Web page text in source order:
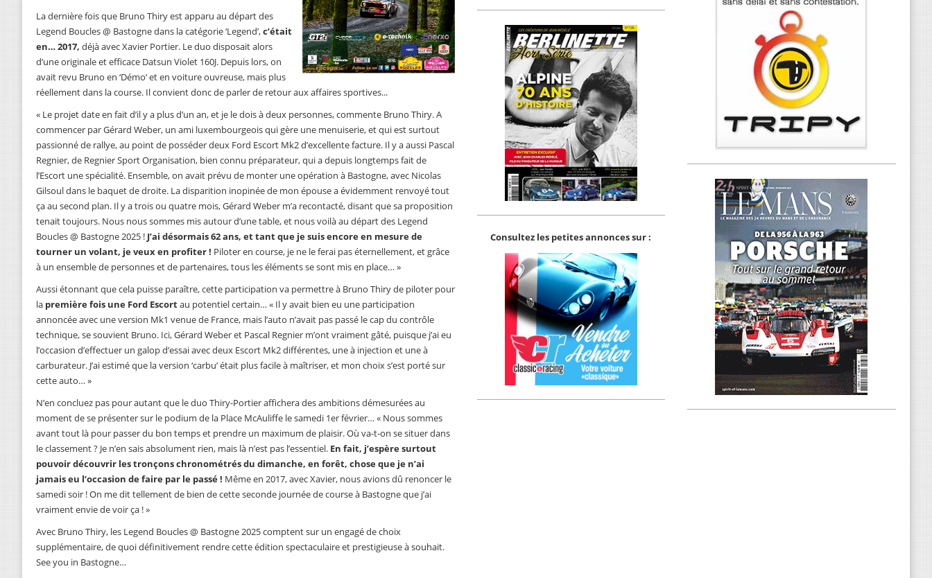
La dernière fois que Bruno Thiry est apparu au départ des
Legend Boucles @ Bastogne dans la catégorie ‘Legend’,c’était
en… 2017, déjà avec Xavier Portier. Le duo disposait alors
d’une originale et efficace Datsun Violet 160J. Depuis lors, on
avait revu Bruno en ‘Démo’ et en voiture ouvreuse, mais plus
réellement dans la course. Il convient donc de parler de retour aux affaires sportives...
« Le projet date en fait d’il y a plus d’un an, et je le dois à deux personnes, commente Bruno Thiry. A
commencer par Gérard Weber, un ami luxembourgeois qui gère une menuiserie, et qui est surtout
passionné de rallye, au point de posséder deux Ford Escort Mk2 d’excellente facture. Il y a aussi Pascal
Regnier, de Regnier Sport Organisation, bien connu préparateur, qui a depuis longtemps fait de
l’Escort une spécialité. Ensemble, on avait prévu de monter une opération à Bastogne, avec Nicolas
Gilsoul dans le baquet de droite. La disparition inopinée de mon épouse a évidemment renvoyé tout
ça au second plan. Il y a trois ou quatre mois, Gérard Weber m’a recontacté, disant que sa proposition
tenait toujours. Nous nous sommes mis autour d’une table, et nous voilà au départ des Legend
Boucles @ Bastogne 2025 ! J’ai désormais 62 ans, et tant que je suis encore en mesure de
tourner un volant, je veux en profiter ! Piloter en course, je ne le ferai pas éternellement, et grâce
à un ensemble de personnes et de partenaires, tous les éléments se sont mis en place… »
Aussi étonnant que cela puisse paraître, cette participation va permettre à Bruno Thiry de piloter pour
la première fois une Ford Escortau potentiel certain… « Il y avait bien eu une participation
annoncée avec une version Mk1 venue de France, mais l’auto n’avait pas passé le cap du contrôle
technique, se souvient Bruno. Ici, Gérard Weber et Pascal Regnier m’ont vraiment gâté, puisque j’ai eu
l’occasion d’effectuer un galop d’essai avec deux Escort Mk2 différentes, une à injection et une à
carburateur. J’ai estimé que la version ‘carbu’ était plus facile à maîtriser, et mon choix s’est porté sur
cette auto… »
N’en concluez pas pour autant que le duo Thiry-Portier affichera des ambitions démesurées au
moment de se présenter sur le podium de la Place McAuliffe le samedi 1er février… « Nous sommes
avant tout là pour passer du bon temps et prendre un maximum de plaisir. Où va-t-on se situer dans
le classement ? Je n’en sais absolument rien, mais là n’est pas l’essentiel. En fait, j’espère surtout
pouvoir découvrir les tronçons chronométrés du dimanche, en forêt, chose que je n’ai
jamais eu l’occasion de faire par le passé ! Même en 2017, avec Xavier, nous avions dû renoncer le
samedi soir ! On me dit tellement de bien de cette seconde journée de course à Bastogne que j’ai
vraiment envie de voir ça ! »
Avec Bruno Thiry, les Legend Boucles @ Bastogne 2025 comptent sur un engagé de choix
supplémentaire, de quoi définitivement rendre cette édition spectaculaire et prestigieuse à souhait.
See you in Bastogne…
Consultez les petites annonces sur :